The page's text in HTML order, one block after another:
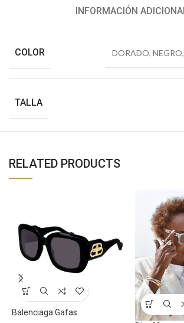
INFORMACIÓN
COLOR DORADO,NEGRO
TALLA
RELATED PRODUCTS
Balenciaga Gafas